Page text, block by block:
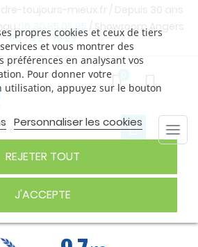
toujours-mieux.fr / Depuis 30 ans
06 30 85 05 95
/ Showroom Angers
06 74 27 75 29
propres cookies et ceux de tiers
et vous montrer des
préférences en analysant vos
Pour donner votre
utilisation, appuyez sur le bouton
Personnaliser les cookies
REJETER TOUT
J'ACCEPTE
FIL À BRODER